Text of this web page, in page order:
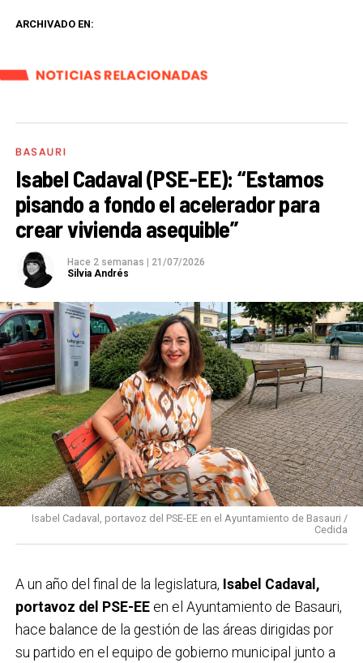
ARCHIVADO EN:
NOTICIAS RELACIONADAS
BASAURI
Isabel Cadaval (PSE-EE): “Estamos
pisando a fondo el acelerador para
crear vivienda asequible”
Hace 2 semanas
21/07/2026
Silvia Andrés
Isabel Cadaval, portavoz del PSE-EE en el Ayuntamiento de Basauri /
Cedida
A un año del final de la legislatura, Isabel Cadaval,
portavoz del PSE-EEen el Ayuntamiento de Basauri,
hace balance de la gestión de las áreas dirigidas por
su partido en el equipo de gobierno municipal junto a